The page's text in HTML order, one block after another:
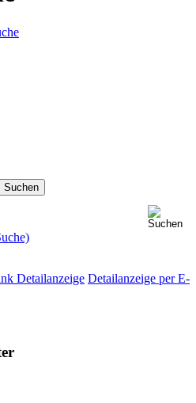
Detailanzeige Detailanzeige per E-